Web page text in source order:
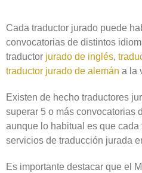
Cada traductor jurado puede
convocatorias de distintos
traductor jurado de inglés,
traductor jurado de alemán a la
Existen de hecho traductores
superar 5 o más convocatorias
aunque lo habitual es que
servicios de traducción jurada
Es importante destacar que el